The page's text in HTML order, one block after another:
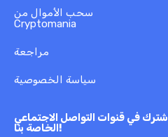
سحب الأموال من
Cryptomania
مراجعة
سياسة الخصوصية
اشترك في قنوات التواصل الاجتماعي
الخاصة بنا!